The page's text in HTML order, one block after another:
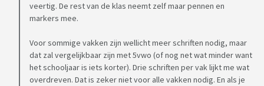
veertig. De rest van de klas neemt zelf maar pennen en
markers mee.
Voor sommige vakken zijn wellicht meer schriften nodig, maar
dat zal vergelijkbaar zijn met 5vwo (of nog net wat minder want
het schooljaar is iets korter). Drie schriften per vak lijkt me wat
overdreven. Dat is zeker niet voor alle vakken nodig. En als je